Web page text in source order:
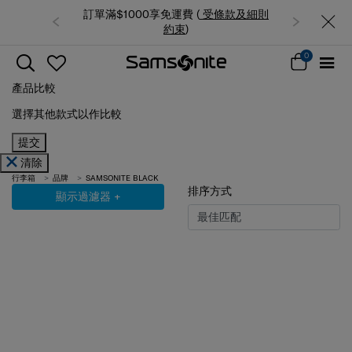
訂單滿$1000享免運費 ( 受條款及細則
約束)
0
產品比較
選擇其他款式以作比較
提交
清除
行李箱 品牌 SAMSONITE BLACK
顯示過濾器 + 排序方式